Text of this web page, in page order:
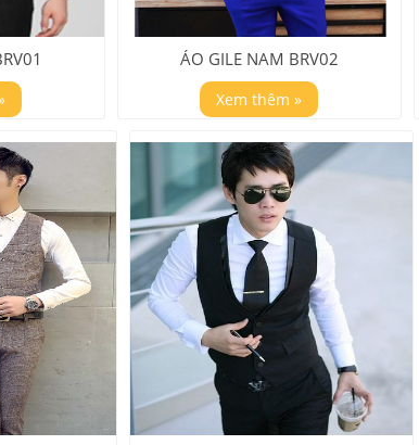
ÁO GILE NAM BRV02
Xem thêm »